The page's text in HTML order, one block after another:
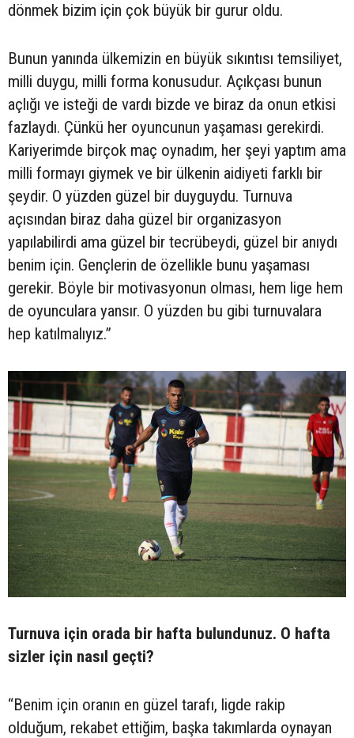
dönmek bizim için çok büyük bir gurur oldu.
Bunun yanında ülkemizin en büyük sıkıntısı temsiliyet,
milli duygu, milli forma konusudur. Açıkçası bunun
açlığı ve isteği de vardı bizde ve biraz da onun etkisi
fazlaydı. Çünkü her oyuncunun yaşaması gerekirdi.
Kariyerimde birçok maç oynadım, her şeyi yaptım ama
milli formayı giymek ve bir ülkenin aidiyeti farklı bir
şeydir. O yüzden güzel bir duyguydu. Turnuva
açısından biraz daha güzel bir organizasyon
yapılabilirdi ama güzel bir tecrübeydi, güzel bir anıydı
benim için. Gençlerin de özellikle bunu yaşaması
gerekir. Böyle bir motivasyonun olması, hem lige hem
de oyunculara yansır. O yüzden bu gibi turnuvalara
hep katılmalıyız.”
Turnuva için orada bir hafta bulundunuz. O hafta
sizler için nasıl geçti?
“Benim için oranın en güzel tarafı, ligde rakip
olduğum, rekabet ettiğim, başka takımlarda oynayan